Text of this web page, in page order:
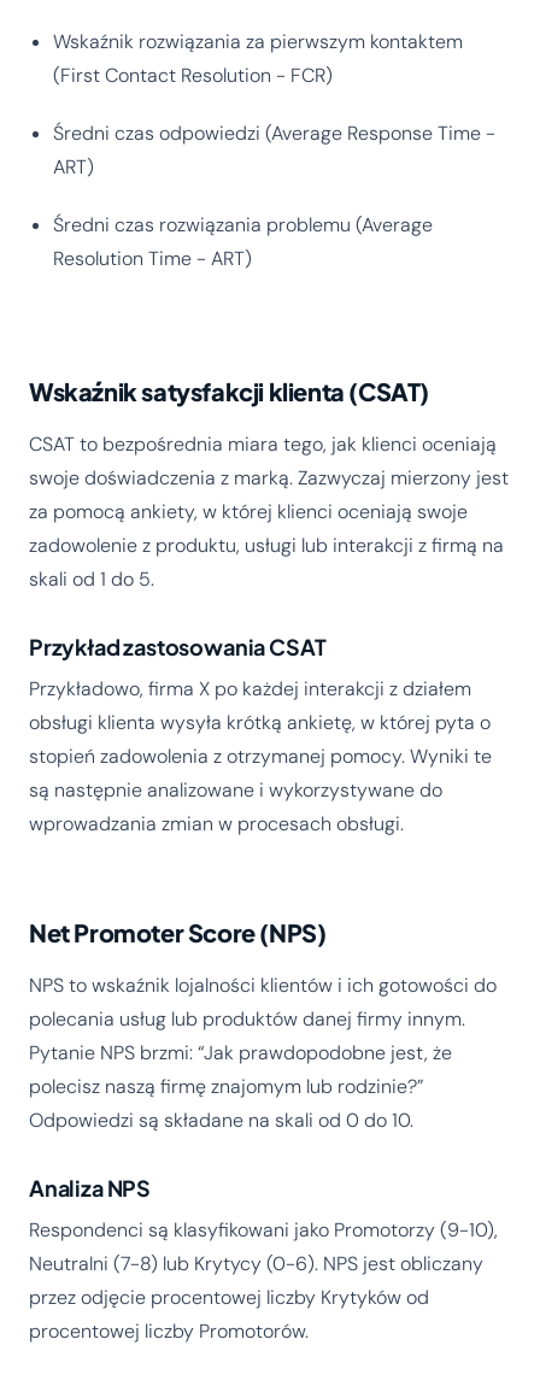
Wskaźnik rozwiązania za pierwszym kontaktem
(First Contact Resolution - FCR)
Średni czas odpowiedzi (Average Response Time -
ART)
Średni czas rozwiązania problemu (Average
Resolution Time - ART)
Wskaźnik satysfakcji klienta (CSAT)
CSAT to bezpośrednia miara tego, jak klienci oceniają
swoje doświadczenia z marką. Zazwyczaj mierzony jest
za pomocą ankiety, w której klienci oceniają swoje
zadowolenie z produktu, usługi lub interakcji z firmą na
skali od 1 do 5.
Przykład zastosowania CSAT
Przykładowo, firma X po każdej interakcji z działem
obsługi klienta wysyła krótką ankietę, w której pyta o
stopień zadowolenia z otrzymanej pomocy. Wyniki te
są następnie analizowane i wykorzystywane do
wprowadzania zmian w procesach obsługi.
Net Promoter Score (NPS)
NPS to wskaźnik lojalności klientów i ich gotowości do
polecania usług lub produktów danej firmy innym.
Pytanie NPS brzmi: “Jak prawdopodobne jest, że
polecisz naszą firmę znajomym lub rodzinie?”
Odpowiedzi są składane na skali od 0 do 10.
Analiza NPS
Respondenci są klasyfikowani jako Promotorzy (9-10),
Neutralni (7-8) lub Krytycy (0-6). NPS jest obliczany
przez odjęcie procentowej liczby Krytyków od
procentowej liczby Promotorów.